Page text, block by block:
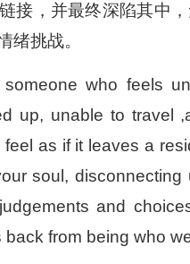
接，并最终深陷其中
绪挑战。
who feels
up, unable to travel
as if it leaves a
soul,
and
from being who